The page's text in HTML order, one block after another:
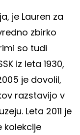
je Lauren za
zbirko
so tudi
iz leta 1930,
je dovolil,
razstavijo v
Leta 2011 je
kolekcije